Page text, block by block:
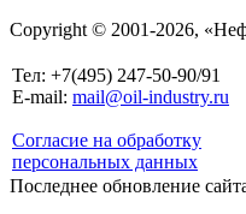
Copyright © 2001-2026,
Тел: +7(495) 247-50-90/91
E-mail: mail@oil-industry.ru
Согласие на обработку
персональных данных
Последнее обновление